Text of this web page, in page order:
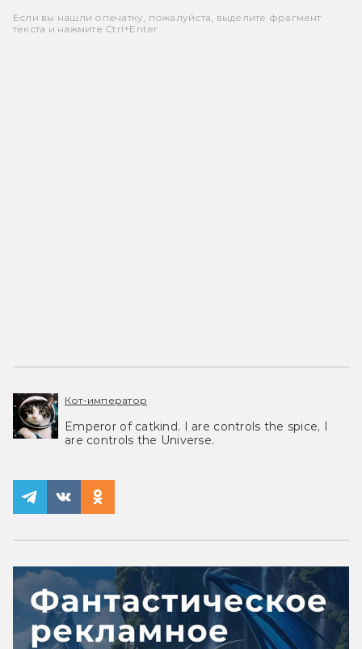
Если вы нашли опечатку, пожалуйста, выделите фрагмент
текста и нажмите Ctrl+Enter.
Кот-император
Emperor of catkind. I are controls the spice, I
are controls the Universe.